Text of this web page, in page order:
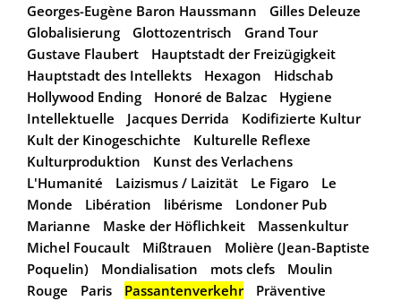
Georges-Eugène Baron Haussmann
Gilles Deleuze
Globalisierung
Glottozentrisch
Grand Tour
Gustave Flaubert
Hauptstadt der Freizügigkeit
Hauptstadt des Intellekts
Hexagon
Hidschab
Hollywood Ending
Honoré de Balzac
Hygiene
Intellektuelle
Jacques Derrida
Kodifizierte Kultur
Kult der Kinogeschichte
Kulturelle Reflexe
Kulturproduktion
Kunst des Verlachens
L'Humanité
Laizismus / Laizität Le Figaro
Le
Monde
Libération libérisme
Londoner Pub
Marianne
Maske der Höflichkeit
Massenkultur
Michel Foucault
Mißtrauen
Molière (Jean-Baptiste
Poquelin)
Mondialisation mots clefs
Moulin
Rouge
Paris Passantenverkehr
Präventive